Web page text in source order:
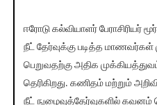
ஈரோடு கல்வியாளர் பேராசிரியர்
நீட் தேர்வுக்கு படித்த மாணவர்கள்
பெறுவதற்கு அதிக
தெரிகிறது. கணிதம் மற்றும்
நீட் நுழைவுத்தேர்வுகளில்